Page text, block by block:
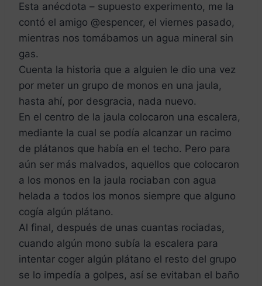
Esta anécdota – supuesto experimento, me la
contó el amigo @espencer, el viernes pasado,
mientras nos tomábamos un agua mineral sin
gas.
Cuenta la historia que a alguien le dio una vez
por meter un grupo de monos en una jaula,
hasta ahí, por desgracia, nada nuevo.
En el centro de la jaula colocaron una escalera,
mediante la cual se podía alcanzar un racimo
de plátanos que había en el techo. Pero para
aún ser más malvados, aquellos que colocaron
a los monos en la jaula rociaban con agua
helada a todos los monos siempre que alguno
cogía algún plátano.
Al final, después de unas cuantas rociadas,
cuando algún mono subía la escalera para
intentar coger algún plátano el resto del grupo
se lo impedía a golpes, así se evitaban el baño